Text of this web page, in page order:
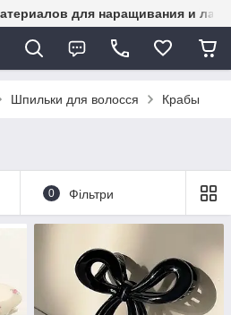
для наращивания и
Шпильки для волосся Крабы
0 Фільтри